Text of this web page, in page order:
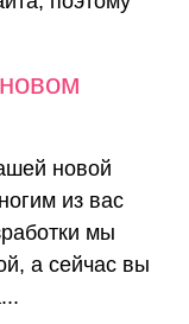
новой
из вас
мы
а сейчас вы